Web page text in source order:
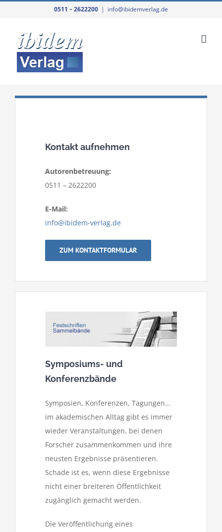
springen
0511 – 2622200 | info@ibidemverlag.de
Kontakt aufnehmen
Autorenbetreuung:
0511 – 2622200
E-Mail:
info@ibidem-verlag.de
ZUM KONTAKTFORMULAR
Symposiums- und
Konferenzbände
Symposien, Konferenzen, Tagungen…
im akademischen Alltag gibt es immer
wieder Veranstaltungen, bei denen
Forscher zusammenkommen und ihre
neusten Ergebnisse präsentieren.
Schade ist es, wenn diese Ergebnisse
nicht einer breiteren Öffentlichkeit
zugänglich gemacht werden.
Die Veröffentlichung eines